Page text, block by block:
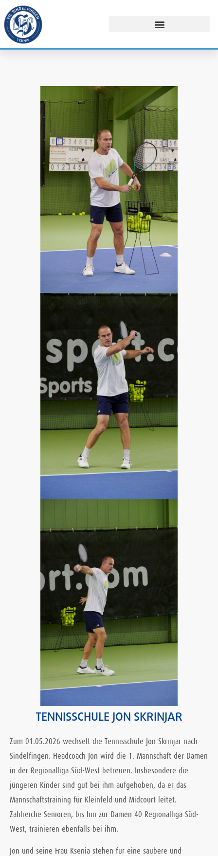
TENNISSCHULE JON SKRINJAR
Zum 01.05.2026 wechselt die Tennisschule Jon Skrinjar nach
Sindelfingen. Headcoach Jon wird die 1. Mannschaft der Damen
in der Regionalliga Süd-West betreuen. Insbesondere die
jüngeren Kinder sind gut bei ihm aufgehoben, da er das
Mannschaftstraining für Kleinfeld und Midcourt leitet.
Zahlreiche Senioren, bis hin zur Damen 40 Regionalliga Süd-
West, trainieren ebenfalls bei ihm.
Jon und seine Frau Ksenia stehen für eine saubere und